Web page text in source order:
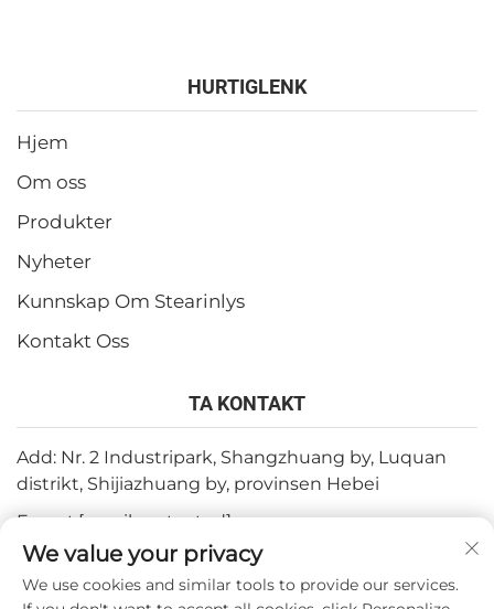
HURTIGLENK
Hjem
Om oss
Produkter
Nyheter
Kunnskap Om Stearinlys
Kontakt Oss
TA KONTAKT
Add: Nr. 2 Industripark, Shangzhuang by, Luquan
distrikt, Shijiazhuang by, provinsen Hebei
E-post:[email protected]
Tlf:+86-15932211838
Fax: +86-(0)311-67909064
We value your privacy
We use cookies and similar tools to provide our services.